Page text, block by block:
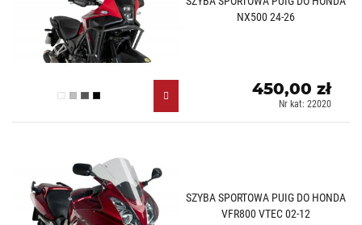
NX500 24-26
Przezroczysty (W)
Lekko przyciemniany (H)
Mocno przyciemniany (F)
Czarny mat (J)
450,00 zł
Nr kat: 22020
SZYBA SPORTOWA PUIG DO HONDA
VFR800 VTEC 02-12